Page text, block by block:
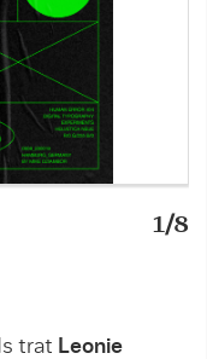
1/8
trat Leonie